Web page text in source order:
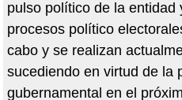
pulso político de la
procesos político
cabo y se realizan
sucediendo en virtud de la
gubernamental en el